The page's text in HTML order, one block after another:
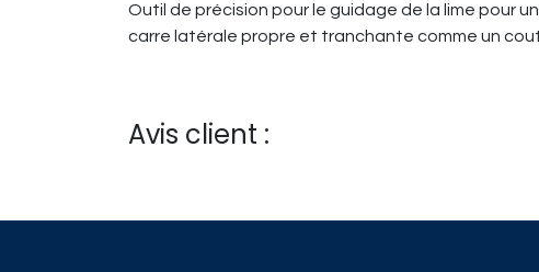
Outil de précision pour le guidage de la lime pour
carre latérale propre et tranchante comme un
Avis client :